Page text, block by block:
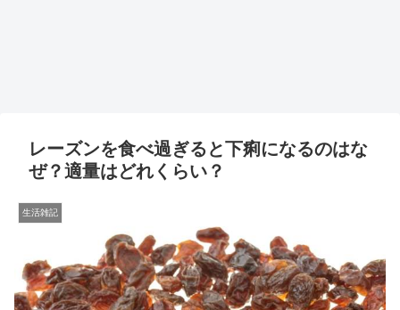
レーズンを食べ過ぎると下痢になるのはな
ぜ？適量はどれくらい？
生活雑記